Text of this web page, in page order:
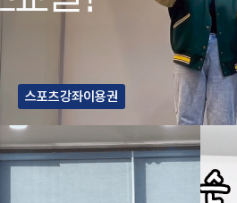
스포츠강좌이용권